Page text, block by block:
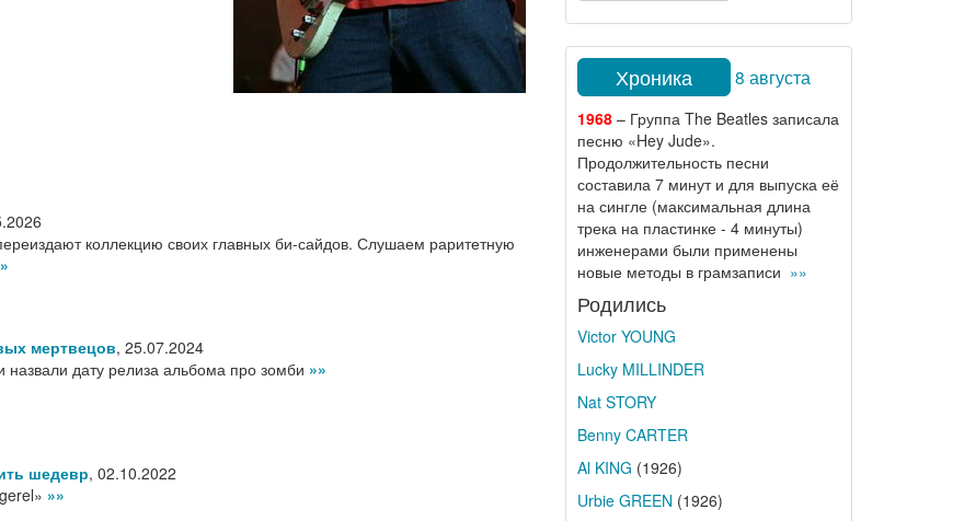
коллекцию своих главных би-сайдов. Слушаем раритетную
мертвецов, 25.07.2024
назвали дату релиза альбома про зомби »»
шедевр, 02.10.2022
»»
Хроника 8 августа
1968– Группа The Beatles записала
песню «Hey Jude».
Продолжительность песни
составила 7 минут и для выпуска её
на сингле (максимальная длина
трека на пластинке - 4 минуты)
инженерами были применены
новые методы в грамзаписи »»
Родились
Victor YOUNG
Lucky MILLINDER
Nat STORY
Benny CARTER
Al KING (1926)
Urbie GREEN (1926)